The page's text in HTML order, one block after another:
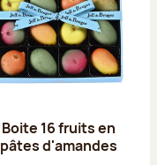
Boite 16 fruits en
pâtes d'amandes